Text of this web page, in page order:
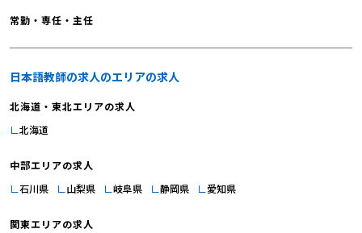
常勤・専任・主任
日本語教師の求人のエリアの求人
北海道・東北エリアの求人
北海道
中部エリアの求人
石川県
山梨県 岐阜県 静岡県 愛知県
関東エリアの求人